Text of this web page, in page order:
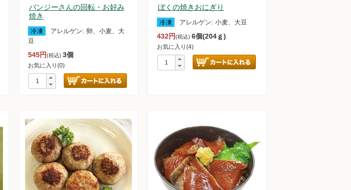
バンジーさんの回転・お好み
焼き
冷凍 アレルゲン: 卵、小麦、大
豆
545円(税込) 3個
お気に入り(0)
ぼくの焼きおにぎり
冷凍 アレルゲン: 小麦、大豆
432円(税込) 6個(204ｇ)
お気に入り(4)